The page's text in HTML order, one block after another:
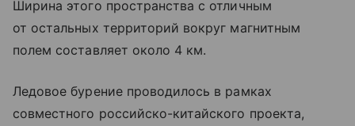
Ширина этого пространства с отличным
от остальных территорий вокруг магнитным
полем составляет около 4 км.
Ледовое бурение проводилось в рамках
совместного российско-китайского проекта,